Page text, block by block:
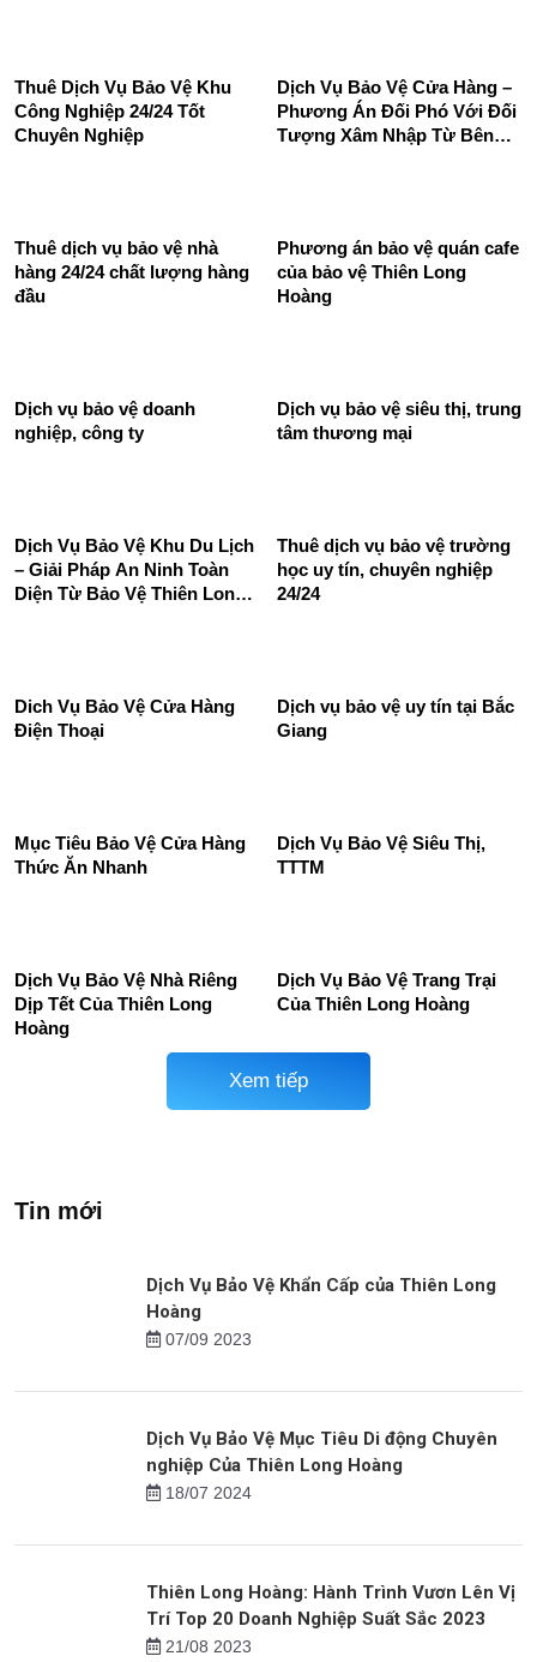
Dịch Vụ Bảo Vệ Đêm Nhà
Máy - Bảo Vệ Long Hoàng
SBC
Dịch vụ bảo vệ siêu thị -
Thiên Long Hoàng
Thuê Dịch Vụ Bảo Vệ Khu
Công Nghiệp 24/24 Tốt
Chuyên Nghiệp
Dịch Vụ Bảo Vệ Cửa Hàng –
Phương Án Đối Phó Với Đối
Tượng Xâm Nhập Từ Bên
Thuê dịch vụ bảo vệ nhà
hàng 24/24 chất lượng hàng
Phương án bảo vệ quán cafe
của bảo vệ Thiên Long
Dịch vụ bảo vệ doanh
nghiệp, công ty
Dịch vụ bảo vệ siêu thị, trung
tâm thương mại
Dịch Vụ Bảo Vệ Khu Du Lịch
– Giải Pháp An Ninh Toàn
Thuê dịch vụ bảo vệ trường
học uy tín, chuyên nghiệp
Dich Vụ Bảo Vệ Cửa Hàng
Dịch vụ bảo vệ uy tín tại Bắc
Mục Tiêu Bảo Vệ Cửa Hàng
Thức Ăn Nhanh
Dịch Vụ Bảo Vệ Siêu Thị,
Hoàng
Tin mới
Dịch Vụ Bảo Vệ Khẩn Cấp của Thiên Long
Hoàng
Dịch Vụ Bảo Vệ Mục Tiêu Di động Chuyên
nghiệp Của Thiên Long Hoàng